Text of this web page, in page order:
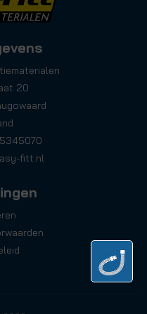
20
fitt.nl